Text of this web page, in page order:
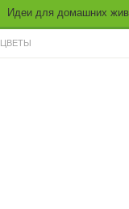
Идеи для домашних
ЦВЕТЫ